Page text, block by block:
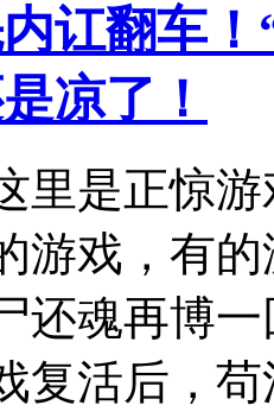
讧翻车
凉了！
里是正惊
游戏，有
还魂再博
复活后，苟